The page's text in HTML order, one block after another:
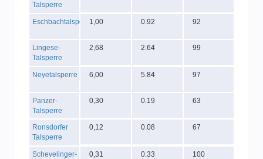
Talsperre
Eschbachtalsperre1,00 0.92 92
Lingese-
Talsperre
2,68 2.64 99
Neyetalsperre 6,00 5.84 97
Panzer-
Talsperre
0,30 0.19 63
Ronsdorfer
Talsperre
0,12 0.08 67
Schevelinger-
0,31 0.33 100